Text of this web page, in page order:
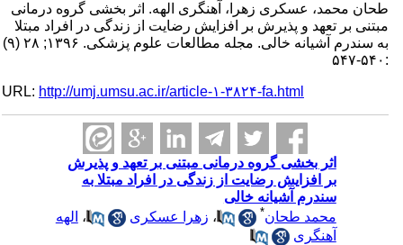
طحان محمد، عسکری زهرا، آهنگری الهه. اثر بخشی گروه درمانی
مبتنی بر تعهد و پذیرش بر افزایش رضایت از زندگی در افراد مبتلا
به سندرم آشیانه خالی. مجله مطالعات علوم پزشکی. ۱۳۹۶; ۲۸ (۹)
URL:http://umj.umsu.ac.ir/article-۱-۳۸۲۴-fa.html
اثر بخشی گروه درمانی مبتنی بر تعهد و پذیرش
بر افزایش رضایت از زندگی در افراد مبتلا به
سندرم آشیانه خالی
محمد طحان
،زهرا عسکری ،الهه
آهنگری